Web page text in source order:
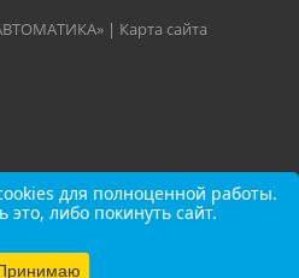
| Карта сайта
для полноценной работы.
либо покинуть сайт.